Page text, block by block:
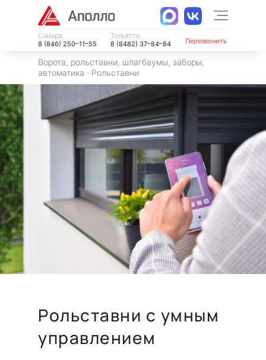
Самара
8 (846) 250–11–55
Тольятти
8 (8482) 37–84–84
Перезвонить
Ворота, рольставни, шлагбаумы, заборы,
автоматика · Рольставни
Рольставни с умным
управлением